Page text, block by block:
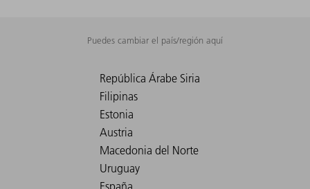
Puedes cambiar el país/región aquí